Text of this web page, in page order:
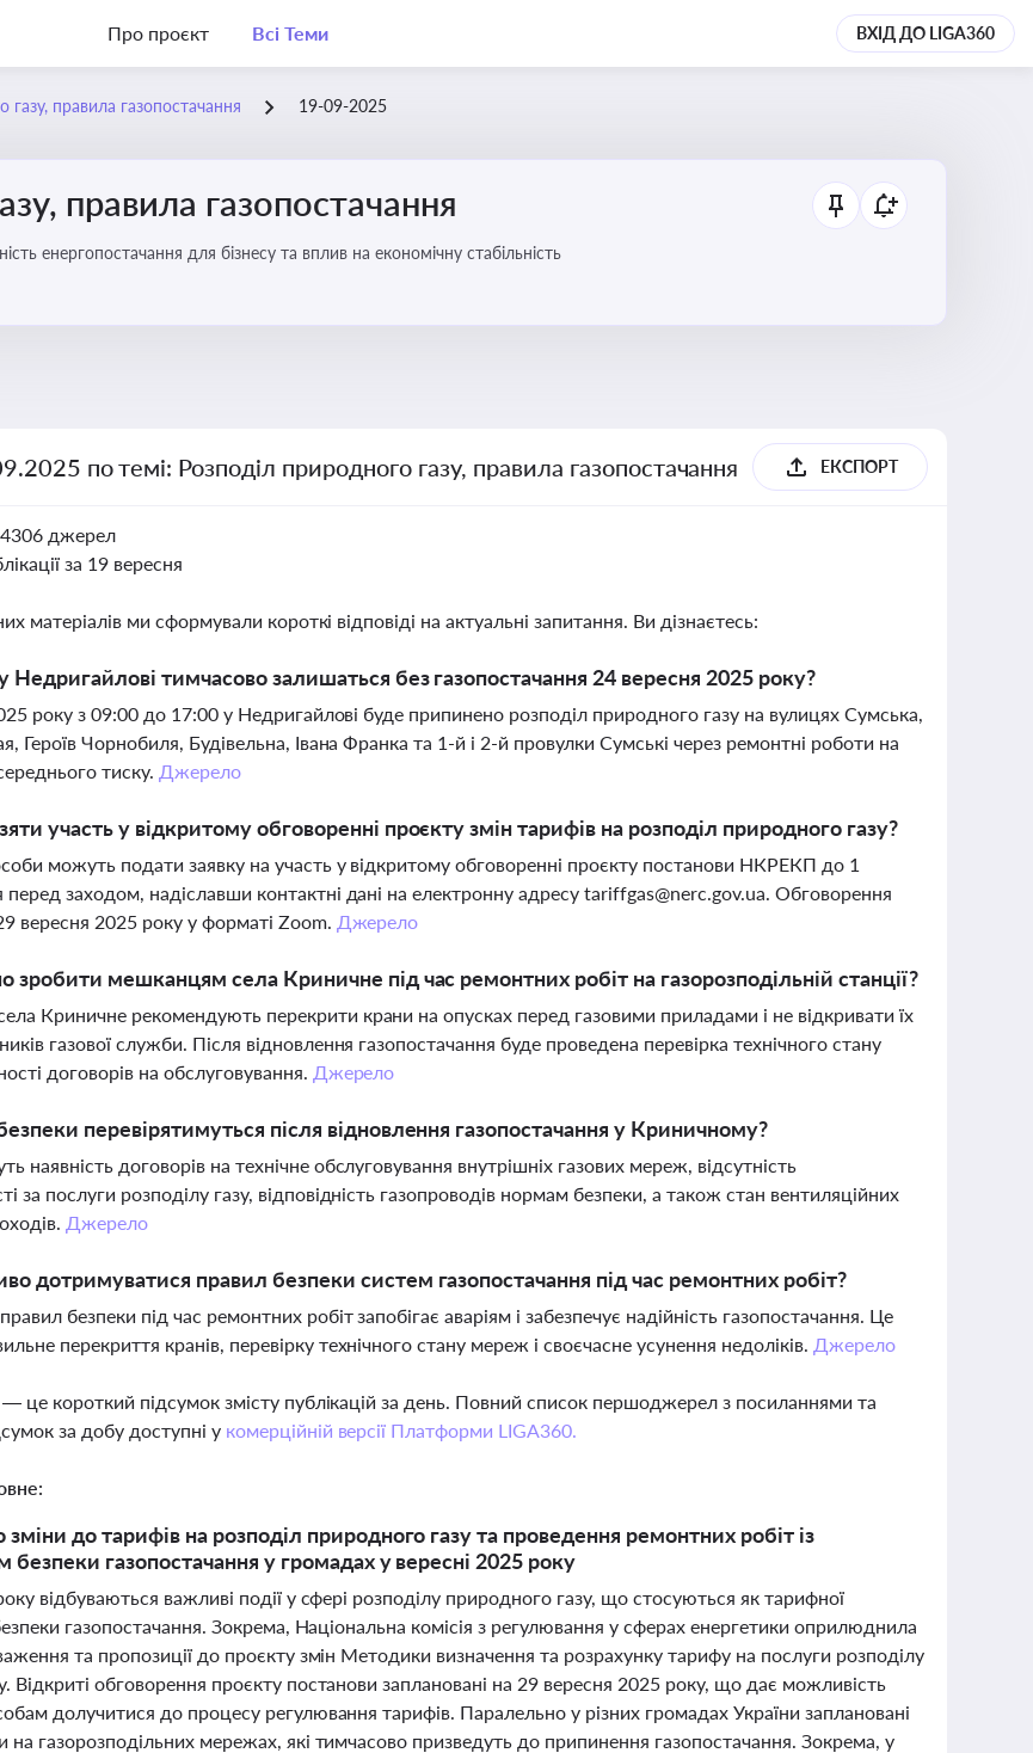
Про проєкт Всі Теми ВХІД ДО LIGA360
газу, правила газопостачання 19-09-2025
правила газопостачання
енергопостачання для бізнесу та вплив на економічну стабільність
по темі: Розподіл природного газу, правила газопостачання ЕКСПОРТ
джерел
за 19 вересня
матеріалів ми сформували короткі відповіді на актуальні запитання. Ви дізнаєтесь:
Недригайлові тимчасово залишаться без газопостачання 24 вересня 2025 року?
року з 09:00 до 17:00 у Недригайлові буде припинено розподіл природного газу на вулицях Сумська,
Героїв Чорнобиля, Будівельна, Івана Франка та 1-й і 2-й провулки Сумські через ремонтні роботи на
тиску. Джерело
участь у відкритому обговоренні проєкту змін тарифів на розподіл природного газу?
можуть подати заявку на участь у відкритому обговоренні проєкту постанови НКРЕКП до 1
перед заходом, надіславши контактні дані на електронну адресуtariffgas@nerc.gov.ua. Обговорення
вересня 2025 року у форматі Zoom. Джерело
зробити мешканцям села Криничне під час ремонтних робіт на газорозподільній станції?
Криничне рекомендують перекрити крани на опусках перед газовими приладами і не відкривати їх
газової служби. Після відновлення газопостачання буде проведена перевірка технічного стану
договорів на обслуговування. Джерело
перевірятимуться після відновлення газопостачання у Криничному?
наявність договорів на технічне обслуговування внутрішніх газових мереж, відсутність
за послуги розподілу газу, відповідність газопроводів нормам безпеки, а також стан вентиляційних
Джерело
дотримуватися правил безпеки систем газопостачання під час ремонтних робіт?
безпеки під час ремонтних робіт запобігає аваріям і забезпечує надійність газопостачання. Це
перекриття кранів, перевірку технічного стану мереж і своєчасне усунення недоліків. Джерело
це короткий підсумок змісту публікацій за день. Повний список першоджерел з посиланнями та
за добу доступні у комерційній версії Платформи LIGA360.
до тарифів на розподіл природного газу та проведення ремонтних робіт із
безпеки газопостачання у громадах у вересні 2025 року
відбуваються важливі події у сфері розподілу природного газу, що стосуються як тарифної
газопостачання. Зокрема, Національна комісія з регулювання у сферах енергетики оприлюднила
та пропозиції до проєкту змін Методики визначення та розрахунку тарифу на послуги розподілу
Відкриті обговорення проєкту постанови заплановані на 29 вересня 2025 року, що дає можливість
долучитися до процесу регулювання тарифів. Паралельно у різних громадах України заплановані
на газорозподільних мережах, які тимчасово призведуть до припинення газопостачання. Зокрема, у